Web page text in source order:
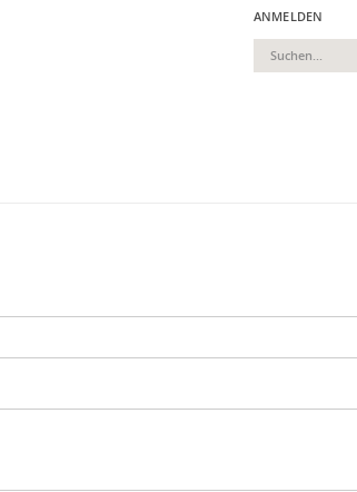
ANMELDEN